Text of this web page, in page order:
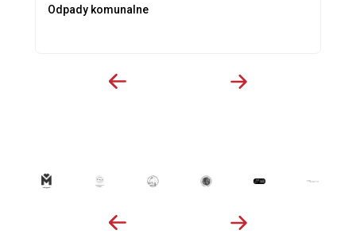
Odpady komunalne